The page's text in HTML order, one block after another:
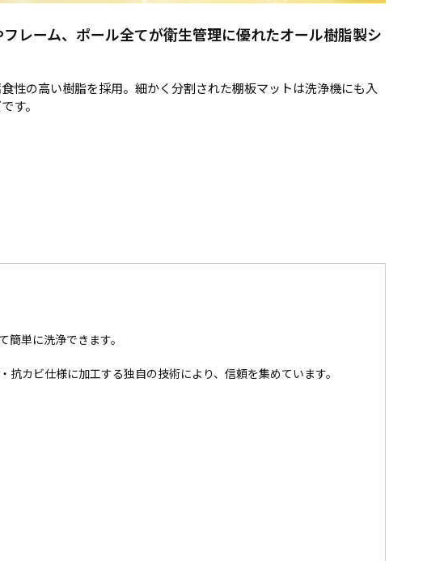
レーム、ポール全てが衛生管理に優れたオール樹脂製シ
性の高い樹脂を採用。細かく分割された棚板マットは洗浄機にも入
す。
単に洗浄できます。
カビ仕様に加工する独自の技術により、信頼を集めています。